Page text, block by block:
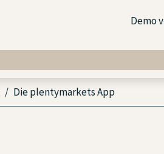
Demo
Die plentymarkets App